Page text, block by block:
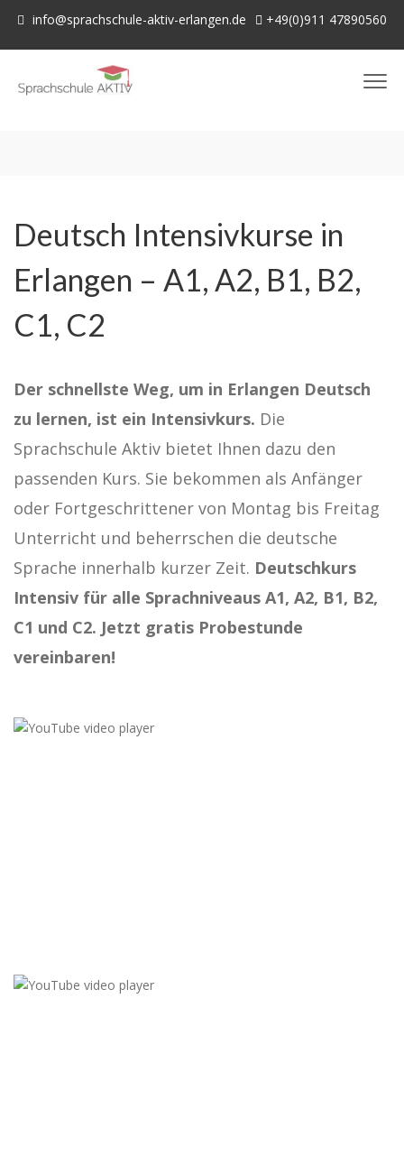
info@sprachschule-aktiv-erlangen.de +49(0)911 47890560
Deutsch Intensivkurse in
Erlangen – A1, A2, B1, B2,
C1, C2
Der schnellste Weg, um in Erlangen Deutsch
zu lernen, ist ein Intensivkurs. Die
Sprachschule Aktiv bietet Ihnen dazu den
passenden Kurs. Sie bekommen als Anfänger
oder Fortgeschrittener von Montag bis Freitag
Unterricht und beherrschen die deutsche
Sprache innerhalb kurzer Zeit. Deutschkurs
Intensiv für alle Sprachniveaus A1, A2, B1, B2,
C1 und C2. Jetzt gratis Probestunde
vereinbaren!